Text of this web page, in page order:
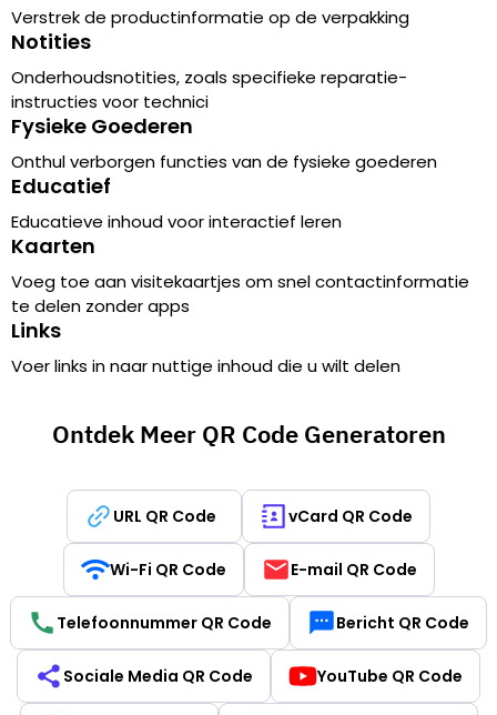
Verstrek de productinformatie op de verpakking
Notities
Onderhoudsnotities, zoals specifieke reparatie-
instructies voor technici
Fysieke Goederen
Onthul verborgen functies van de fysieke goederen
Educatief
Educatieve inhoud voor interactief leren
Kaarten
Voeg toe aan visitekaartjes om snel contactinformatie
te delen zonder apps
Links
Voer links in naar nuttige inhoud die u wilt delen
Ontdek Meer QR Code Generatoren
URL QR Code vCard QR Code
Wi-Fi QR Code E-mail QR Code
Telefoonnummer QR Code Bericht QR Code
Sociale Media QR Code YouTube QR Code